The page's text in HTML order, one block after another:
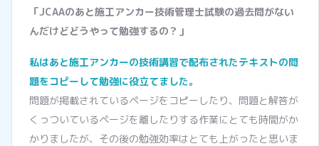
「JCAAのあと施工アンカー技術管理士試験の過去問がない
んだけどどうやって勉強するの？」
私はあと施工アンカーの技術講習で配布されたテキストの問
題をコピーして勉強に役立てました。
問題が掲載されているページをコピーしたり、問題と解答が
くっついているページを離したりする作業にとても時間がか
かりましたが、その後の勉強効率はとても上がったと思いま